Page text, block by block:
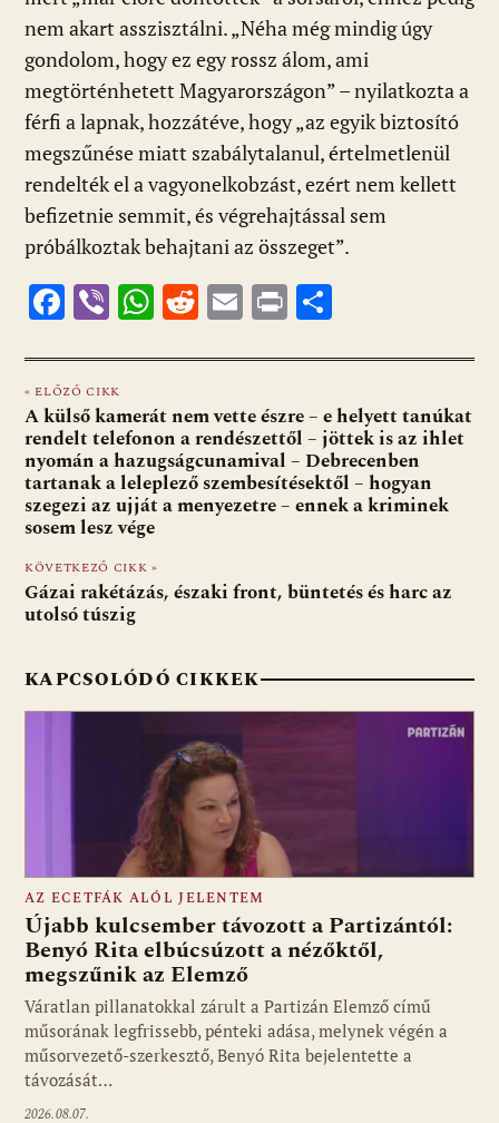
nem akart asszisztálni. „Néha még mindig úgy
gondolom, hogy ez egy rossz álom, ami
megtörténhetett Magyarországon” – nyilatkozta a
férfi a lapnak, hozzátéve, hogy „az egyik biztosító
megszűnése miatt szabálytalanul, értelmetlenül
rendelték el a vagyonelkobzást, ezért nem kellett
befizetnie semmit, és végrehajtással sem
próbálkoztak behajtani az összeget”.
F
e
b
o
o
k
Vi
er
W
at
s
A
p
p
R
d
di
t
E
ai
l
Pr
t za
m
e
g
« ELŐZŐ CIKK
A külső kamerát nem vette észre – e helyett tanúkat
rendelt telefonon a rendészettől – jöttek is az ihlet
nyomán a hazugságcunamival – Debrecenben
tartanak a leleplező szembesítésektől – hogyan
szegezi az ujját a menyezetre – ennek a kriminek
sosem lesz vége
KÖVETKEZŐ CIKK »
Gázai rakétázás, északi front, büntetés és harc az
utolsó túszig
KAPCSOLÓDÓ CIKKEK
Fotó: media1.hu
AZ ECETFÁK ALÓL JELENTEM
Újabb kulcsember távozott a Partizántól:
Benyó Rita elbúcsúzott a nézőktől,
megszűnik az Elemző
Váratlan pillanatokkal zárult a Partizán Elemző című
műsorának legfrissebb, pénteki adása, melynek végén a
műsorvezető-szerkesztő, Benyó Rita bejelentette a
távozását…
2026.08.07.